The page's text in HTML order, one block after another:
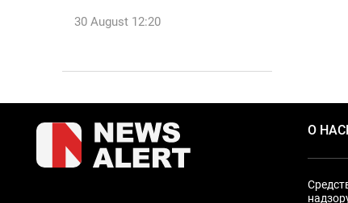
30 August 12:20
О НАС